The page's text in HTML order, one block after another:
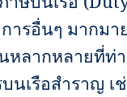
รอื่นๆ มากมา
หลากหลายที่ท่
นเรือสำราญ เ